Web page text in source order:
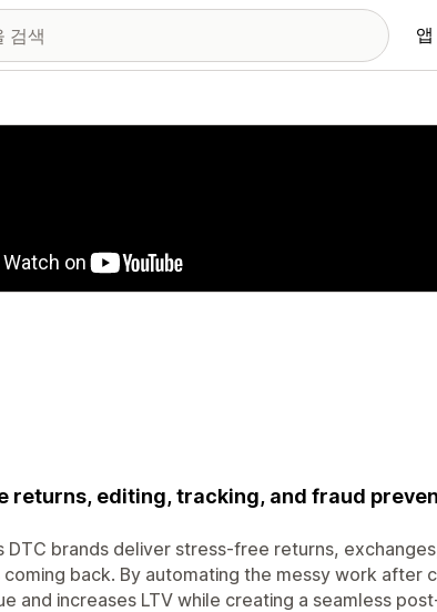
러리
returns, editing, tracking, and fraud
DTC brands deliver stress-free returns,
coming back. By automating the messy work
and increases LTV while creating a seamless